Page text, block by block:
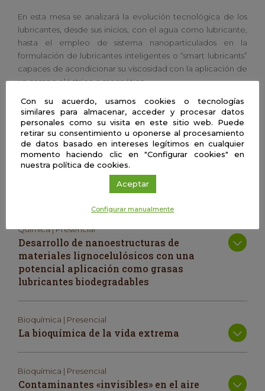
En esta mesa se analizará la evolución tecnológica de los
lubricantes, desde sus inicios, con el agua como lubricante,
hasta el empleo de sistema nanoparticulados en la
formulación de lubricantes inteligentes o “smart lubricants”
capaces de acondicionar su viscosidad con la aplicación de
un campo eléctrico o magnético
Miguel Ángel Delgado Canto
Universidad de Huelva
Ciencias de la salud | Presencial
Enfermería y la investigación en salud
Química | Presencial
Desarrollo de nanoestructuras de
materiales lignocelulósicos con una
potencial aplicación como grasas
lubricantes biodegradables
Bioquímica | Presencial
La bioquímica de la vida extrema
Bioquímica | Presencial
Contaminantes «invisibles» en el aire
Con su acuerdo, usamos cookies o tecnologías
similares para almacenar, acceder y procesar datos
personales como su visita en este sitio web. Puede
retirar su consentimiento u oponerse al procesamiento
de datos basado en intereses legítimos en cualquier
momento haciendo clic en "Configurar cookies" en
nuestra política de cookies.
Aceptar
Configurar manualmente